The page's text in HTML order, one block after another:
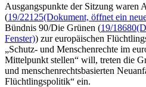
Ausgangspunkte der Sitzung waren
(19/22125(Dokument, öffnet ein
Bündnis 90/Die Grünen (19/18680
Fenster)) zur europäischen
„Schutz- und Menschenrechte im
Mittelpunkt stellen“ will, treten die
und menschenrechtsbasierten
Flüchtlingspolitik“ ein.